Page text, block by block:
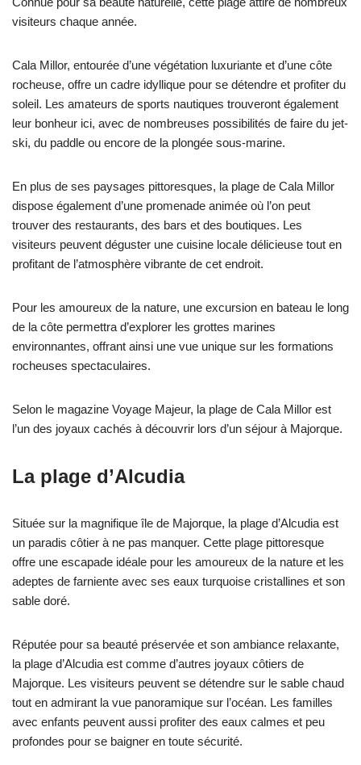
visiteurs chaque année.
Cala Millor, entourée d’une végétation luxuriante et d’une côte
rocheuse, offre un cadre idyllique pour se détendre et profiter du
soleil. Les amateurs de sports nautiques trouveront également
leur bonheur ici, avec de nombreuses possibilités de faire du jet-
ski, du paddle ou encore de la plongée sous-marine.
En plus de ses paysages pittoresques, la plage de Cala Millor
dispose également d’une promenade animée où l’on peut
trouver des restaurants, des bars et des boutiques. Les
visiteurs peuvent déguster une cuisine locale délicieuse tout en
profitant de l’atmosphère vibrante de cet endroit.
Pour les amoureux de la nature, une excursion en bateau le long
de la côte permettra d’explorer les grottes marines
environnantes, offrant ainsi une vue unique sur les formations
rocheuses spectaculaires.
Selon le magazine Voyage Majeur, la plage de Cala Millor est
l’un des joyaux cachés à découvrir lors d’un séjour à Majorque.
La plage d’Alcudia
Située sur la magnifique île de Majorque, la plage d’Alcudia est
un paradis côtier à ne pas manquer. Cette plage pittoresque
offre une escapade idéale pour les amoureux de la nature et les
adeptes de farniente avec ses eaux turquoise cristallines et son
sable doré.
Réputée pour sa beauté préservée et son ambiance relaxante,
la plage d’Alcudia est comme d’autres joyaux côtiers de
Majorque. Les visiteurs peuvent se détendre sur le sable chaud
tout en admirant la vue panoramique sur l’océan. Les familles
avec enfants peuvent aussi profiter des eaux calmes et peu
profondes pour se baigner en toute sécurité.